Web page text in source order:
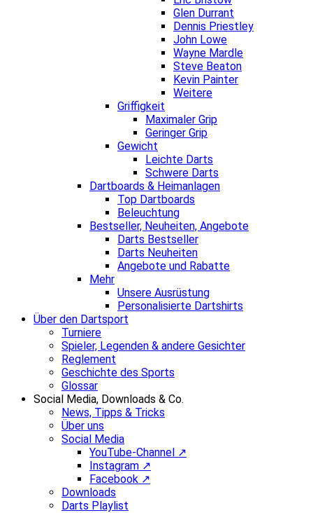
Glen Durrant
Dennis Priestley
John Lowe
Wayne Mardle
Steve Beaton
Kevin Painter
Weitere
Griffigkeit
Maximaler Grip
Geringer Grip
Gewicht
Leichte Darts
Schwere Darts
Dartboards & Heimanlagen
Top Dartboards
Beleuchtung
Bestseller, Neuheiten, Angebote
Darts Bestseller
Darts Neuheiten
Angebote und Rabatte
Mehr
Unsere Ausrüstung
Personalisierte Dartshirts
Über den Dartsport
Turniere
Spieler, Legenden & andere Gesichter
Reglement
Geschichte des Sports
Glossar
Social Media, Downloads & Co.
News, Tipps & Tricks
Über uns
Social Media
YouTube-Channel ↗
Instagram ↗
Facebook ↗
Downloads
Darts Playlist